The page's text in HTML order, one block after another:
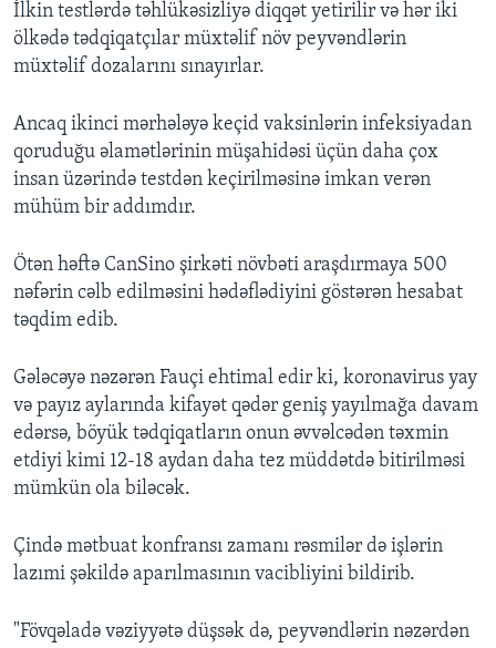
İlkin testlərdə təhlükəsizliyə diqqət yetirilir və hər iki
ölkədə tədqiqatçılar müxtəlif növ peyvəndlərin
müxtəlif dozalarını sınayırlar.
Ancaq ikinci mərhələyə keçid vaksinlərin infeksiyadan
qoruduğu əlamətlərinin müşahidəsi üçün daha çox
insan üzərində testdən keçirilməsinə imkan verən
mühüm bir addımdır.
Ötən həftə CanSino şirkəti növbəti araşdırmaya 500
nəfərin cəlb edilməsini hədəflədiyini göstərən hesabat
təqdim edib.
Gələcəyə nəzərən Fauçi ehtimal edir ki, koronavirus yay
və payız aylarında kifayət qədər geniş yayılmağa davam
edərsə, böyük tədqiqatların onun əvvəlcədən təxmin
etdiyi kimi 12-18 aydan daha tez müddətdə bitirilməsi
mümkün ola biləcək.
Çində mətbuat konfransı zamanı rəsmilər də işlərin
lazımi şəkildə aparılmasının vacibliyini bildirib.
"Fövqəladə vəziyyətə düşsək də, peyvəndlərin nəzərdən